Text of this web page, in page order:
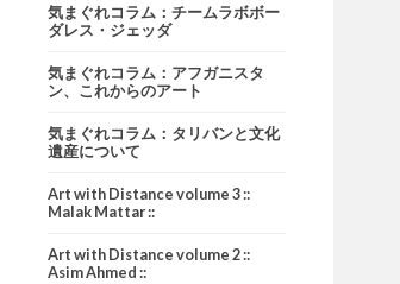
気まぐれコラム：チームラボボー
ダレス・ジェッダ
気まぐれコラム：アフガニスタ
ン、これからのアート
気まぐれコラム：タリバンと文化
遺産について
Art with Distance volume 3 ::
Malak Mattar ::
Art with Distance volume 2 ::
Asim Ahmed ::